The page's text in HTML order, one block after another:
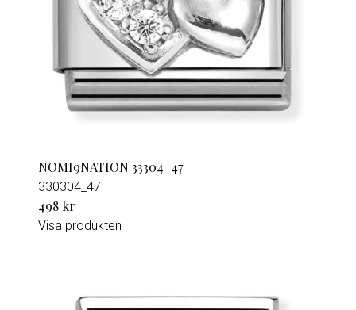
NOMI9NATION 33304_47
330304_47
498 kr
Visa produkten